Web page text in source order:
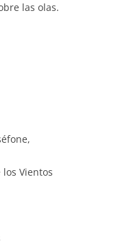
las olas.
Vientos